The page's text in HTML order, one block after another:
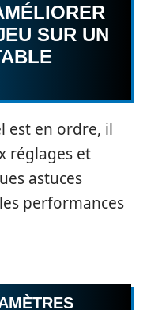
SUR UN
est en ordre, il
réglages et
astuces
performances